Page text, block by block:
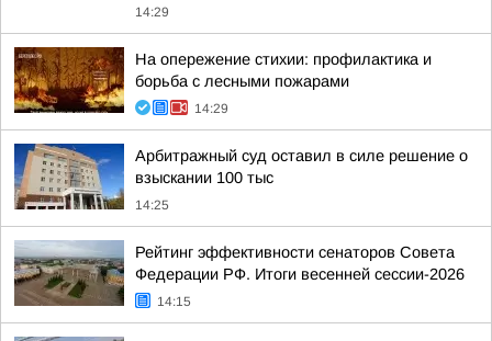
14:29
На опережение стихии: профилактика и
борьба с лесными пожарами
14:29
Арбитражный суд оставил в силе решение о
взыскании 100 тыс
14:25
Рейтинг эффективности сенаторов Совета
Федерации РФ. Итоги весенней сессии-2026
14:15